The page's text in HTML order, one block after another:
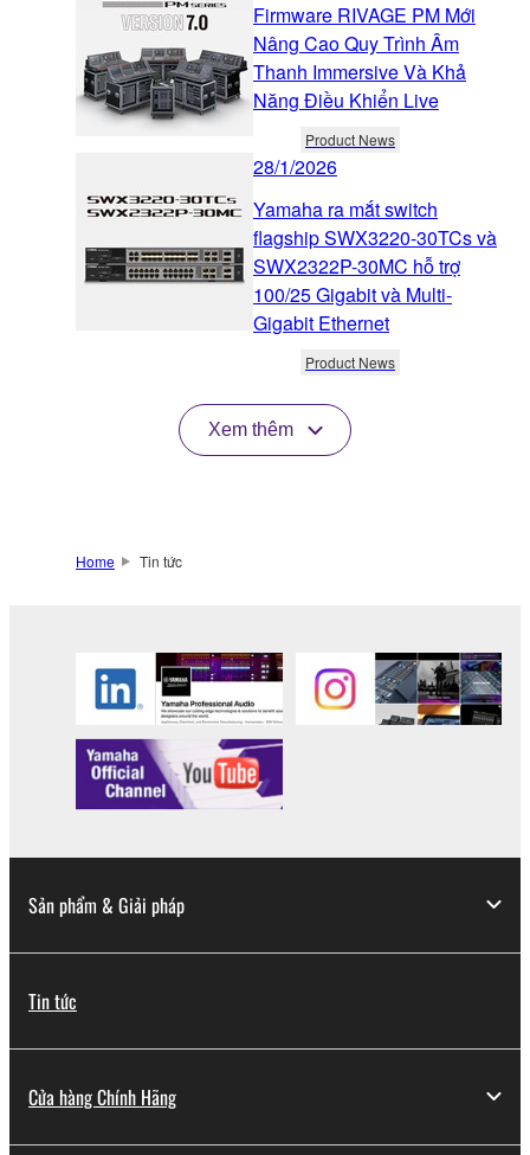
Firmware RIVAGE PM Mới
Nâng Cao Quy Trình Âm
Thanh Immersive Và Khả
Năng Điều Khiển Live
Product News
28/1/2026
Yamaha ra mắt switch
flagship SWX3220-30TCs và
SWX2322P-30MC hỗ trợ
100/25 Gigabit và Multi-
Gigabit Ethernet
Product News
Xem thêm
Home Tin tức
Sản phẩm & Giải pháp
Tin tức
Cửa hàng Chính Hãng